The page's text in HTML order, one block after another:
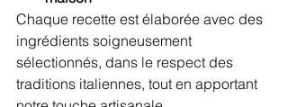
Chaque recette est élaborée avec des
ingrédients soigneusement
sélectionnés, dans le respect des
traditions italiennes, tout en apportant